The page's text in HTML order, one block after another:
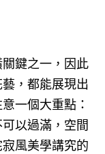
鍵之一，因此
，都能展現出
一個大重點：
以過滿，空間
風美學講究的